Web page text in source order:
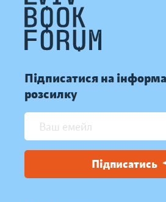
Підписатися на
розсилку
Підписатись